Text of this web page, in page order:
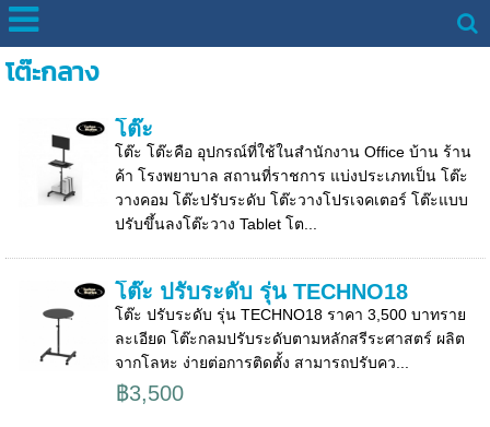
โต๊ะกลาง
โต๊ะ
โต๊ะ โต๊ะคือ อุปกรณ์ที่ใช้ในสำนักงาน Office บ้าน ร้าน
ค้า โรงพยาบาล สถานที่ราชการ แบ่งประเภทเป็น โต๊ะ
วางคอม โต๊ะปรับระดับ โต๊ะวางโปรเจคเตอร์ โต๊ะแบบ
ปรับขึ้นลงโต๊ะวาง Tablet โต...
โต๊ะ ปรับระดับ รุ่น TECHNO18
โต๊ะ ปรับระดับ รุ่น TECHNO18 ราคา 3,500 บาทราย
ละเอียด โต๊ะกลมปรับระดับตามหลักสรีระศาสตร์ ผลิต
จากโลหะ ง่ายต่อการติดตั้ง สามารถปรับคว...
฿3,500